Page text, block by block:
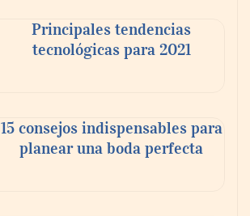
Principales tendencias
tecnológicas para 2021
15 consejos indispensables para
planear una boda perfecta